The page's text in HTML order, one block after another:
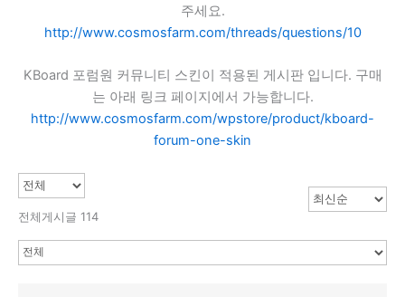
주세요.
http://www.cosmosfarm.com/threads/questions/10
KBoard 포럼원 커뮤니티 스킨이 적용된 게시판 입니다. 구매
는 아래 링크 페이지에서 가능합니다.
http://www.cosmosfarm.com/wpstore/product/kboard-
forum-one-skin
전체게시글 114